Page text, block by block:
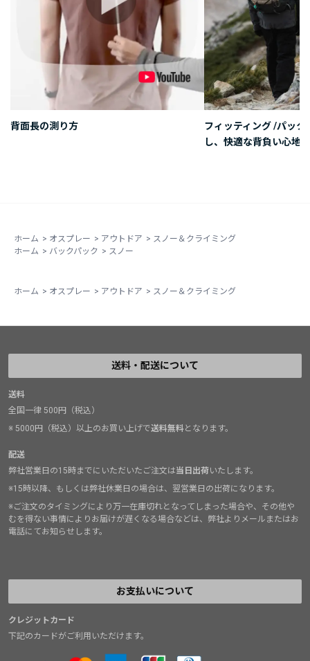
背面長の測り方
フィッティング /パッ
し、快適な背負い心地
ホーム > オスプレー > アウトドア > スノー＆クライミング
ホーム > バックパック > スノー
ホーム > オスプレー > アウトドア > スノー＆クライミング
送料・配送について
送料
全国一律 500円（税込）
※ 5000円（税込）以上のお買い上げで送料無料となります。
配送
弊社営業日の15時までにいただいたご注文は当日出荷いたします。
※15時以降、もしくは弊社休業日の場合は、翌営業日の出荷になります。
※ご注文のタイミングにより万一在庫切れとなってしまった場合や、その他や
むを得ない事情によりお届けが遅くなる場合などは、弊社よりメールまたはお
電話にてお知らせします。
お支払いについて
クレジットカード
下記のカードがご利用いただけます。